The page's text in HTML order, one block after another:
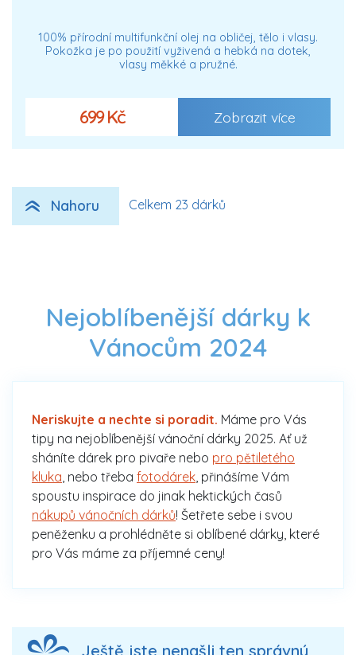
100% přírodní multifunkční olej na obličej, tělo i vlasy.
Pokožka je po použití vyživená a hebká na dotek,
vlasy měkké a pružné.
699 Kč Zobrazit více
Nahoru Celkem 23 dárků
Nejoblíbenější dárky k
Vánocům 2024
Neriskujte a nechte si poradit. Máme pro Vás
tipy na nejoblíbenější vánoční dárky 2025. Ať už
sháníte dárek pro pivaře nebo pro pětiletého
kluka , nebo třeba fotodárek , přinášíme Vám
spoustu inspirace do jinak hektických časů
nákupů vánočních dárků! Šetřete sebe i svou
peněženku a prohlédněte si oblíbené dárky, které
pro Vás máme za příjemné ceny!
Ještě jste nenašli ten správný